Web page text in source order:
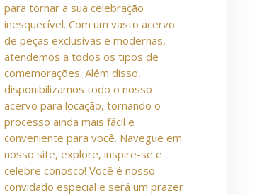
para tornar a sua celebração
inesquecível. Com um vasto acervo
de peças exclusivas e modernas,
atendemos a todos os tipos de
comemorações. Além disso,
disponibilizamos todo o nosso
acervo para locação, tornando o
processo ainda mais fácil e
conveniente para você. Navegue em
nosso site, explore, inspire-se e
celebre conosco! Você é nosso
convidado especial e será um prazer